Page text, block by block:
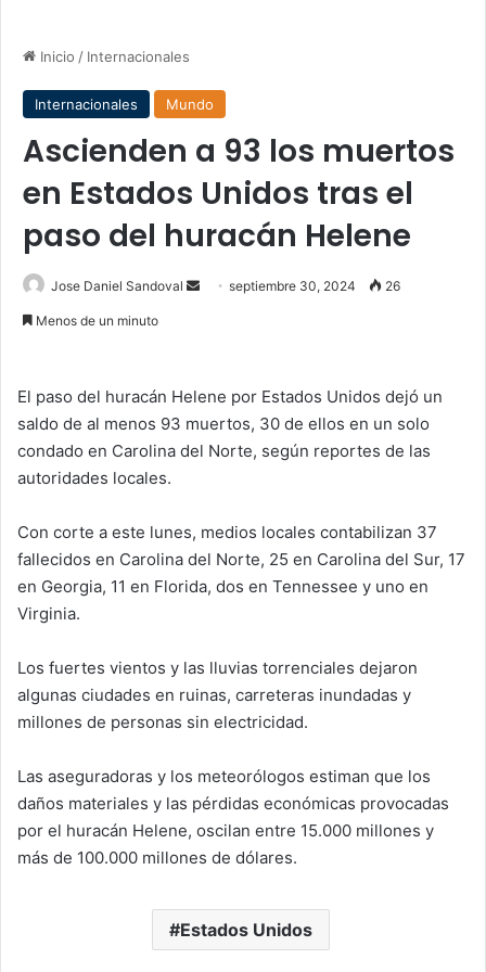
Inicio / Internacionales
Internacionales Mundo
Ascienden a 93 los muertos
en Estados Unidos tras el
paso del huracán Helene
Jose Daniel Sandoval
Sendseptiembre 30, 2024 26
Menos de un minuto
El paso del huracán Helene por Estados Unidos dejó un
saldo de al menos 93 muertos, 30 de ellos en un solo
condado en Carolina del Norte, según reportes de las
autoridades locales.
Con corte a este lunes, medios locales contabilizan 37
fallecidos en Carolina del Norte, 25 en Carolina del Sur, 17
en Georgia, 11 en Florida, dos en Tennessee y uno en
Virginia.
Los fuertes vientos y las lluvias torrenciales dejaron
algunas ciudades en ruinas, carreteras inundadas y
millones de personas sin electricidad.
Las aseguradoras y los meteorólogos estiman que los
daños materiales y las pérdidas económicas provocadas
por el huracán Helene, oscilan entre 15.000 millones y
más de 100.000 millones de dólares.
Estados Unidos